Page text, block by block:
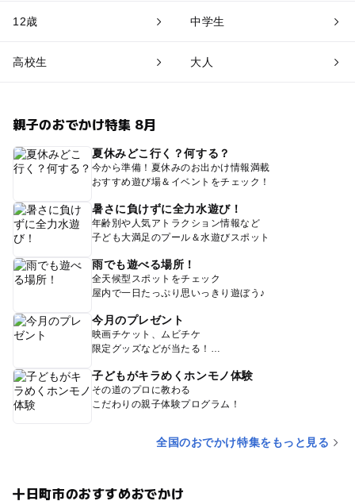
12歳 中学生
高校生 大人
親子のおでかけ特集 8月
夏休みどこ行く？何する？
今から準備！夏休みのお出かけ情報満載
おすすめ遊び場＆イベントをチェック！
暑さに負けずに全力水遊び！
年齢別や人気アトラクション情報など
子ども大満足のプール＆水遊びスポット
雨でも遊べる場所！
全天候型スポットをチェック
屋内で一日たっぷり思いっきり遊ぼう♪
今月のプレゼント
映画チケット、ムビチケ
限定グッズなどが当たる！
子どもがキラめくホンモノ体験
その道のプロに教わる
こだわりの親子体験プログラム！
全国のおでかけ特集をもっと見る
十日町市のおすすめおでかけ